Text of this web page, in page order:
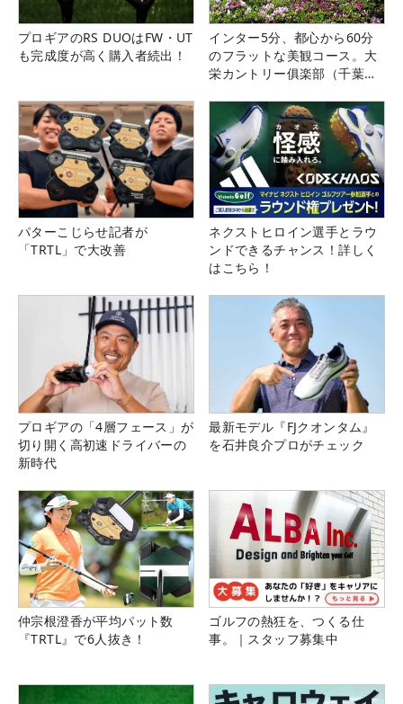
プロギアのRS DUOはFW・UT
も完成度が高く購入者続出！
インター5分、都心から60分
のフラットな美観コース。大
栄カントリー俱楽部（千葉
パターこじらせ記者が
「TRTL」で大改善
ネクストヒロイン選手とラウ
ンドできるチャンス！詳しく
はこちら！
プロギアの「4層フェース」が
切り開く高初速ドライバーの
新時代
最新モデル『FJクオンタム』
を石井良介プロがチェック
仲宗根澄香が平均パット数
『TRTL』で6人抜き！
ゴルフの熱狂を、つくる仕
事。｜スタッフ募集中